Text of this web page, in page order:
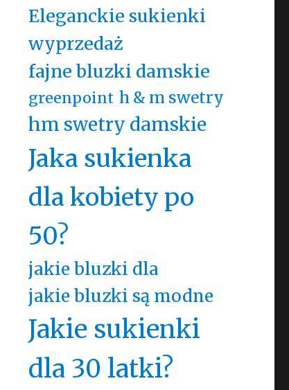
Eleganckie sukienki
wyprzedaż
fajne bluzki damskie
greenpoint h & m swetry
hm swetry damskie
Jaka sukienka
dla kobiety po
50?
jakie bluzki dla
jakie bluzki są modne
Jakie sukienki
dla 30 latki?